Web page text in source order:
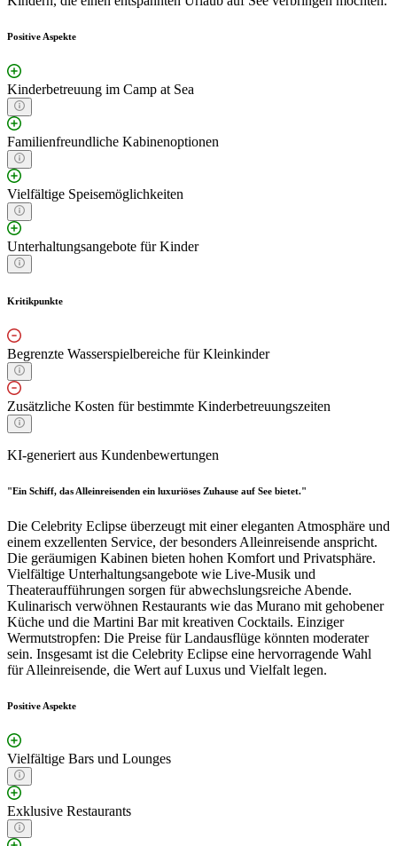
Positive Aspekte
Kinderbetreuung im Camp at Sea
Familienfreundliche Kabinenoptionen
Vielfältige Speisemöglichkeiten
Unterhaltungsangebote für Kinder
Kritikpunkte
Begrenzte Wasserspielbereiche für Kleinkinder
Zusätzliche Kosten für bestimmte Kinderbetreuungszeiten
KI-generiert aus Kundenbewertungen
"Ein Schiff, das Alleinreisenden ein luxuriöses Zuhause auf See bietet."
Die Celebrity Eclipse überzeugt mit einer eleganten Atmosphäre und
einem exzellenten Service, der besonders Alleinreisende anspricht.
Die geräumigen Kabinen bieten hohen Komfort und Privatsphäre.
Vielfältige Unterhaltungsangebote wie Live-Musik und
Theateraufführungen sorgen für abwechslungsreiche Abende.
Kulinarisch verwöhnen Restaurants wie das Murano mit gehobener
Küche und die Martini Bar mit kreativen Cocktails. Einziger
Wermutstropfen: Die Preise für Landausflüge könnten moderater
sein. Insgesamt ist die Celebrity Eclipse eine hervorragende Wahl
für Alleinreisende, die Wert auf Luxus und Vielfalt legen.
Positive Aspekte
Vielfältige Bars und Lounges
Exklusive Restaurants